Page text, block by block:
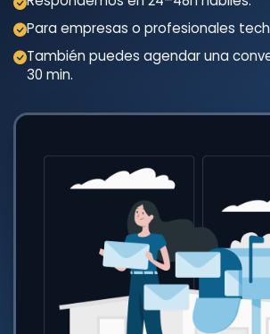
Para empresas o profesionales
También puedes agendar una
30 min.